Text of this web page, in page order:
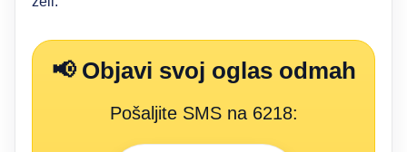
📢 Objavi svoj oglas odmah
Pošaljite SMS na 6218: